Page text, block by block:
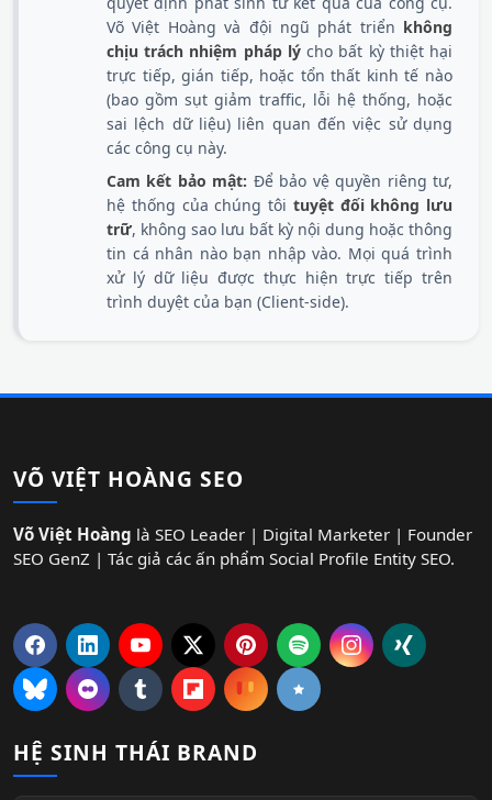
trực tiếp, gián tiếp, hoặc tổn thất kinh tế nào
(bao gồm sụt giảm traffic, lỗi hệ thống, hoặc
sai lệch dữ liệu) liên quan đến việc sử dụng
các công cụ này.
Cam kết bảo mật:Để bảo vệ quyền riêng tư,
hệ thống của chúng tôi
tuyệt đối không lưu
, không sao lưu bất kỳ nội dung hoặc thông
tin cá nhân nào bạn nhập vào. Mọi quá trình
xử lý dữ liệu được thực hiện trực tiếp trên
trình duyệt của bạn (Client-side).
Võ Việt Hoànglà SEO Leader | Digital Marketer | Founder
SEO GenZ | Tác giả các ấn phẩm Social Profile Entity SEO.
HỆ SINH THÁI BRAND
Voviethoang.top